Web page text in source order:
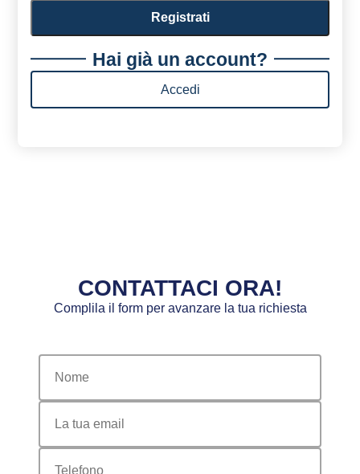
Registrati
Hai già un account?
Accedi
CONTATTACI ORA!
Complila il form per avanzare la tua richiesta
nome
email
telefono
citta